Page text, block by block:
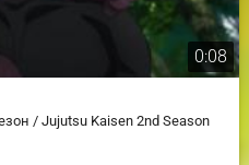
0:08
/ Jujutsu Kaisen 2nd Season